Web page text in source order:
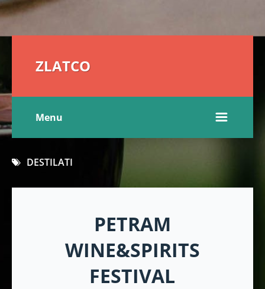
ZLATCO
Menu
DESTILATI
PETRAM
WINE&SPIRITS
FESTIVAL